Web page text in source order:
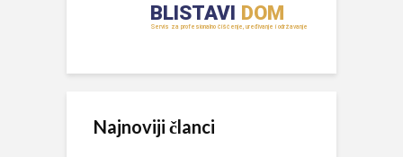
Najnoviji članci